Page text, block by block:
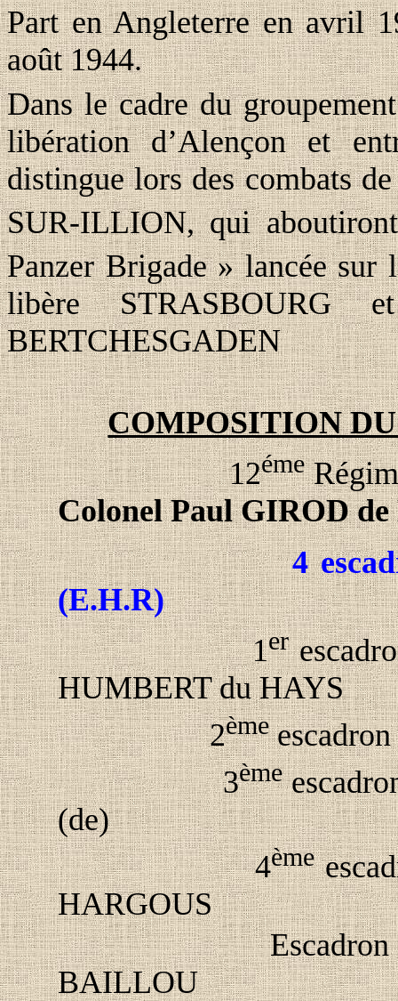
Part en Angleterre en avril
août 1944.
Dans le cadre du
libération d’Alençon et
distingue lors des combats
SUR-ILLION, qui
Panzer Brigade » lancée
libère STRASBOURG
BERTCHESGADEN
COMPOSITION
12éme
Colonel Paul GIROD
4
(E.H.R)
1er
HUMBERT du HAYS
2èmeescadron
3ème
(de)
4ème
HARGOUS
BAILLOU